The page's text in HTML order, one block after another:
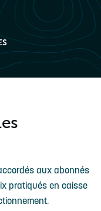
aux abonnés
pratiqués en caisse